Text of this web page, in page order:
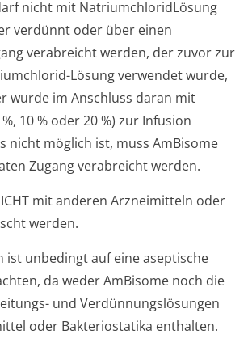
nicht mit Natriumchlorid­Lösung
verdünnt oder über einen
verabreicht werden, der zuvor zur
Lösung verwendet wurde,
wurde im Anschluss daran mit
10 % oder 20 %) zur Infusion
nicht möglich ist, muss AmBisome
Zugang verabreicht werden.
mit anderen Arzneimitteln oder
werden.
ist unbedingt auf eine aseptische
da weder AmBisome noch die
und Verdünnungslösungen
oder Bakteriostatika enthalten.